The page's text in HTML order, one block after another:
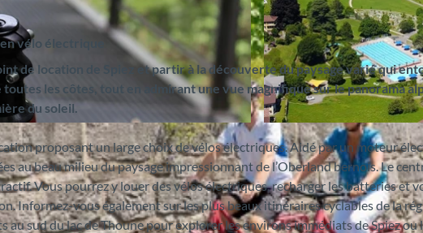
© Spiez Marketing AG, Interlaken Tourismus |
vélo électrique
de location de Spiez et partir à la découverte du paysage varié qui
les côtes, tout en admirant une vue magnifique sur le panorama
du soleil.
proposant un large choix de vélos électriques. Aidé par un moteur
au beau milieu du paysage impressionnant de l’Oberland bernois. Le
Vous pourrez y louer des vélos électriques, recharger les batteries et
Informez-vous également sur les plus beaux itinéraires cyclables de la
sud du lac de Thoune pour explorer les environs immédiats de Spiez ou